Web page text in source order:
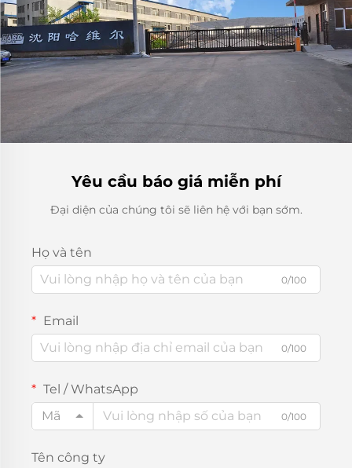
Yêu cầu báo giá miễn phí
Đại diện của chúng tôi sẽ liên hệ với bạn sớm.
Họ và tên
0/100
Email
0/100
Tel / WhatsApp
Mã
0/100
Tên công ty